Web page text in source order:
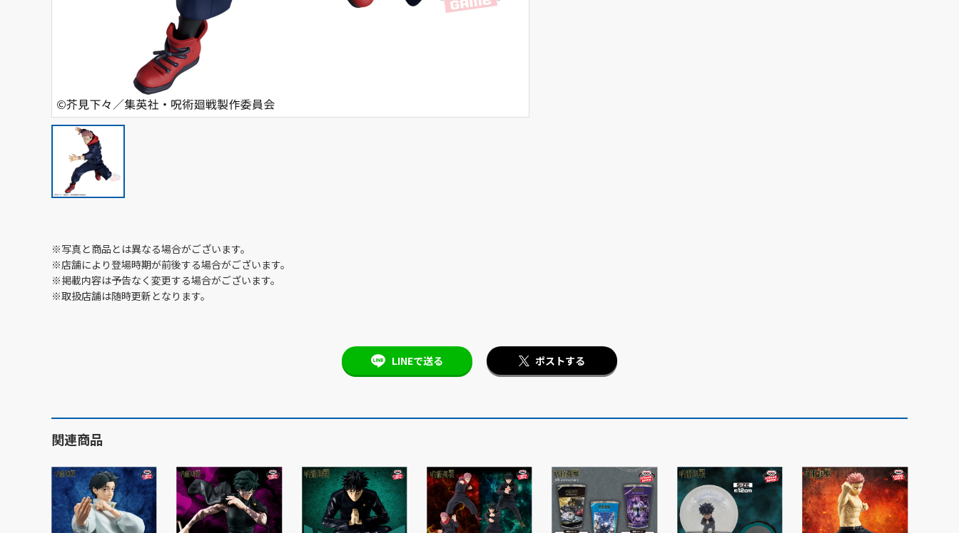
※写真と商品とは異なる場合がございます。
※店舗により登場時期が前後する場合がございます。
※掲載内容は予告なく変更する場合がございます。
※取扱店舗は随時更新となります。
LINEで送る ポストする
関連商品